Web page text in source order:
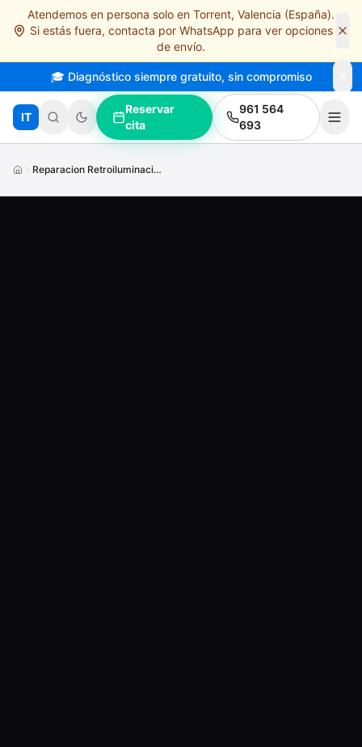
Saltar al contenido principal
Atendemos en persona solo en Torrent, Valencia (España).
Si estás fuera, contacta por WhatsApp para ver opciones
de envío.
🎓 Diagnóstico siempre gratuito, sin compromiso
IT
Reservar
cita
961 564
693
Reparacion Retroiluminacion Backlight Pantalla Oscura I Phone I Pad